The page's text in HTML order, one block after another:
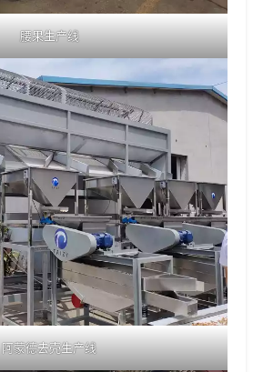
腰果生产线
阿蒙德去壳生产线